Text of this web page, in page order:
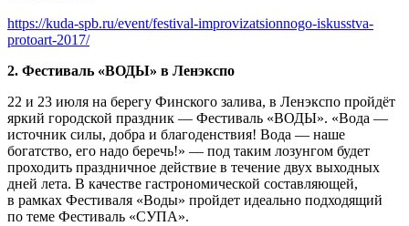
https://kuda-spb.ru/event/festival-improvizatsionnogo-iskusstva-
protoart-2017/
2. Фестиваль «ВОДЫ» в Ленэкспо
22 и 23 июля на берегу Финского залива, в Ленэкспо пройдёт
яркий городской праздник — Фестиваль «ВОДЫ». «Вода —
источник силы, добра и благоденствия! Вода — наше
богатство, его надо беречь!» — под таким лозунгом будет
проходить праздничное действие в течение двух выходных
дней лета. В качестве гастрономической составляющей,
в рамках Фестиваля «Воды» пройдет идеально подходящий
по теме Фестиваль «СУПА».